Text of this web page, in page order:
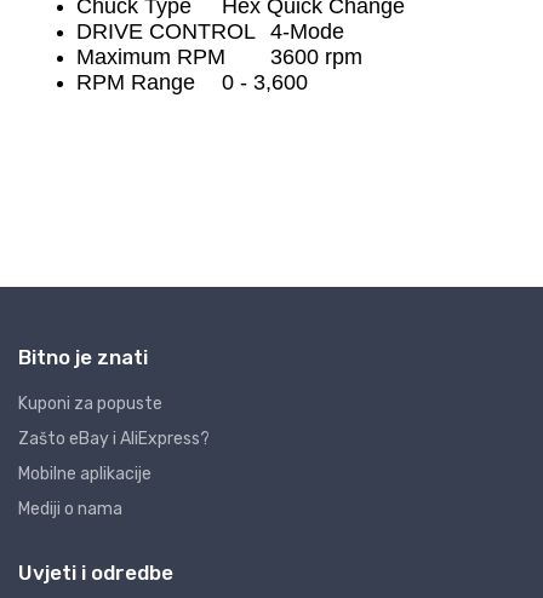
Bitno je znati
Kuponi za popuste
Zašto eBay i AliExpress?
Mobilne aplikacije
Mediji o nama
Uvjeti i odredbe